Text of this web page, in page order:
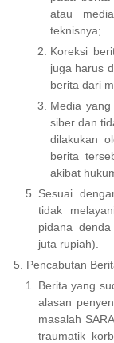
atau
teknisnya;
Koreksi
juga harus
berita dari
Media
siber dan
dilakukan
berita
akibat
Sesuai
tidak
pidana
juta rupiah).
Pencabutan
Berita yang
alasan
masalah
traumatik